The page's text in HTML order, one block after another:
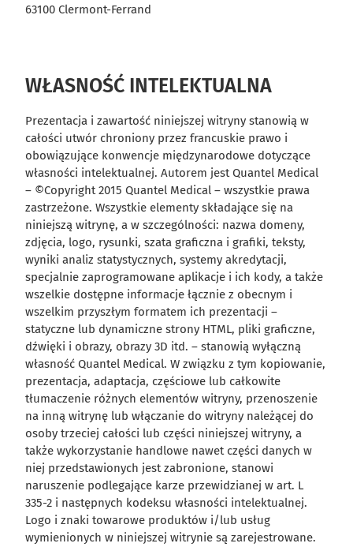
63100 Clermont-Ferrand
WŁASNOŚĆ INTELEKTUALNA
Prezentacja i zawartość niniejszej witryny stanowią w
całości utwór chroniony przez francuskie prawo i
obowiązujące konwencje międzynarodowe dotyczące
własności intelektualnej. Autorem jest Quantel Medical
– ©Copyright 2015 Quantel Medical – wszystkie prawa
zastrzeżone. Wszystkie elementy składające się na
niniejszą witrynę, a w szczególności: nazwa domeny,
zdjęcia, logo, rysunki, szata graficzna i grafiki, teksty,
wyniki analiz statystycznych, systemy akredytacji,
specjalnie zaprogramowane aplikacje i ich kody, a także
wszelkie dostępne informacje łącznie z obecnym i
wszelkim przyszłym formatem ich prezentacji –
statyczne lub dynamiczne strony HTML, pliki graficzne,
dźwięki i obrazy, obrazy 3D itd. – stanowią wyłączną
własność Quantel Medical. W związku z tym kopiowanie,
prezentacja, adaptacja, częściowe lub całkowite
tłumaczenie różnych elementów witryny, przenoszenie
na inną witrynę lub włączanie do witryny należącej do
osoby trzeciej całości lub części niniejszej witryny, a
także wykorzystanie handlowe nawet części danych w
niej przedstawionych jest zabronione, stanowi
naruszenie podlegające karze przewidzianej w art. L
335-2 i następnych kodeksu własności intelektualnej.
Logo i znaki towarowe produktów i/lub usług
wymienionych w niniejszej witrynie są zarejestrowane.